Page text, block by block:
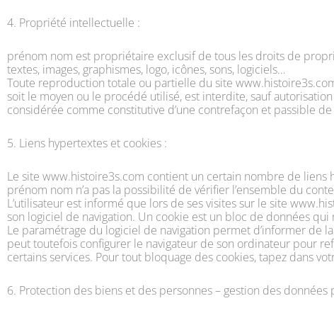
4. Propriété intellectuelle :
prénom nom est propriétaire exclusif de tous les droits de
textes, images, graphismes, logo, icônes, sons, logiciels…
Toute reproduction totale ou partielle du site
soit le moyen ou le procédé utilisé, est interdite, sauf
considérée comme constitutive d’une contrefaçon et passible
5. Liens hypertextes et cookies :
Le site www.histoire3s.com contient un certain nombre de liens
prénom nom n’a pas la possibilité de vérifier l’ensemble du
L’utilisateur est informé que lors de ses visites sur le site
son logiciel de navigation. Un cookie est un bloc de données
Le paramétrage du logiciel de navigation permet d’informer de
peut toutefois configurer le navigateur de son ordinateur pour
certains services. Pour tout bloquage des cookies, tapez dans
6. Protection des biens et des personnes – gestion des données